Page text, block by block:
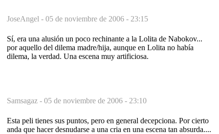
JoseAngel - 05 de noviembre de 2006 - 23:15
Sí, era una alusión un poco rechinante a la Lolita de Nabokov...
por aquello del dilema madre/hija, aunque en Lolita no había
dilema, la verdad. Una escena muy artificiosa.
Samsagaz - 05 de noviembre de 2006 - 23:10
Esta peli tienes sus puntos, pero en general decepciona. Por cierto
anda que hacer desnudarse a una cria en una escena tan absurda....